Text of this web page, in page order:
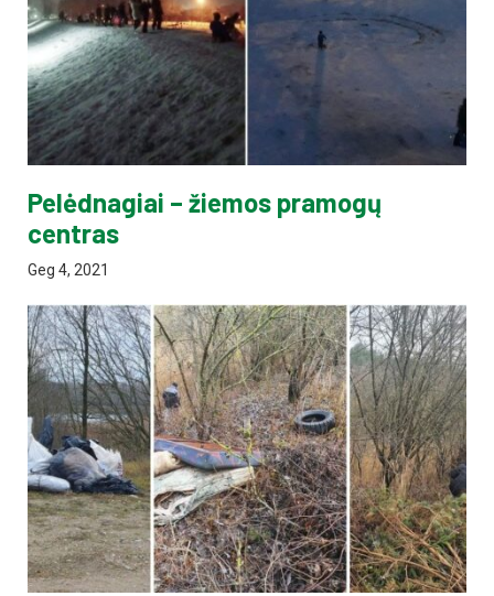
Pelėdnagiai – žiemos pramogų
centras
Geg 4, 2021